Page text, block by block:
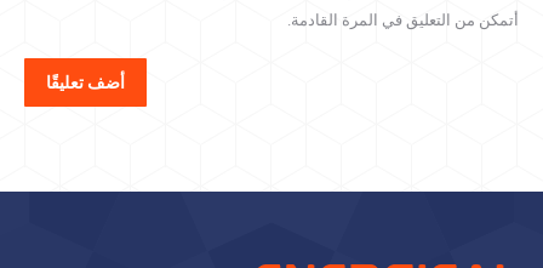
أتمكن من التعليق في المرة القادمة.
أضف تعليقًا